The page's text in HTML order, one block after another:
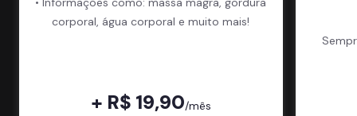
corporal, água corporal e muito mais!
+ R$ 19,90/mês